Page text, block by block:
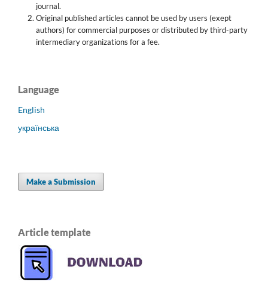
journal.
Original published articles cannot be used by users (exept
authors) for commercial purposes or distributed by third-party
intermediary organizations for a fee.
Language
English
українська
Make a Submission
Article template